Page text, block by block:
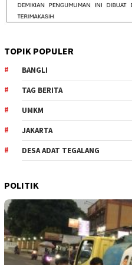
TOPIK POPULER
BANGLI
TAG BERITA
UMKM
JAKARTA
DESA ADAT TEGALANG
POLITIK